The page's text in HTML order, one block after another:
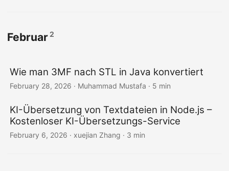
Februar2
Wie man 3MF nach STL in Java konvertiert
February 28, 2026 · Muhammad Mustafa · 5 min
KI-Übersetzung von Textdateien in Node.js –
Kostenloser KI-Übersetzungs-Service
February 6, 2026 · xuejian Zhang · 3 min